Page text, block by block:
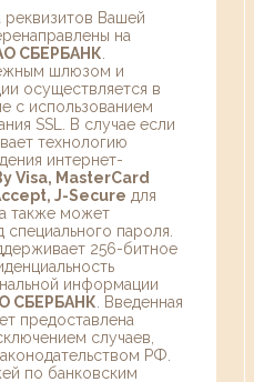
реквизитов Вашей
на
СБЕРБАНК
шлюзом и
осуществляется в
с использованием
SSL. В случае если
технологию
интернет-
Visa, MasterCard
J-Secure для
также может
пароля.
256-битное
информации
СБЕРБАНК . Введенная
предоставлена
случаев,
РФ.
по банковским